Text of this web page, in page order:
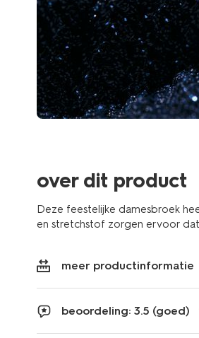
over dit product
Deze feestelijke damesbroek
en stretchstof zorgen ervoor
meer productinformatie
beoordeling: 3.5 (goed)